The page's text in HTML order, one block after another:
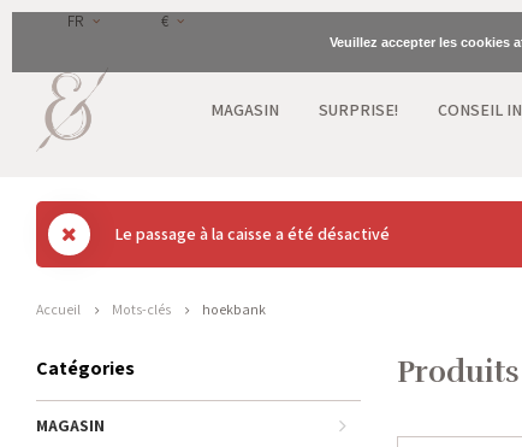
FR €
MAGASIN SURPRISE! CONSEIL
Le passage à la caisse a été désactivé
Accueil Mots-clés hoekbank
Catégories
MAGASIN
Veuillez accepter les cookies